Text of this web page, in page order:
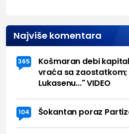
Najviše komentara
365
Košmaran debi
vraća sa zaostatkom;
Lukasenu..." VIDEO
104 Šokantan poraz